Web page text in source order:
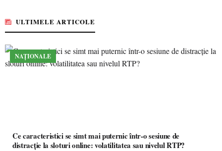
ULTIMELE ARTICOLE
NAȚIONALE
Ce caracteristici se simt mai puternic într-o sesiune de
distracție la sloturi online: volatilitatea sau nivelul RTP?